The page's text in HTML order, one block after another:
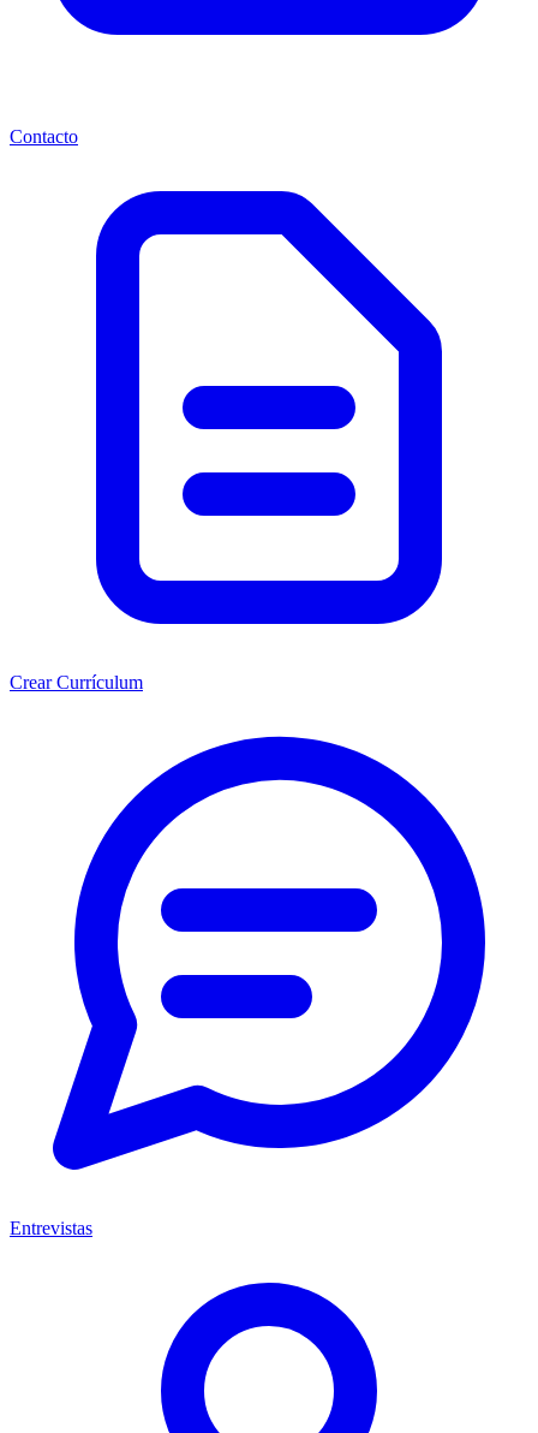
Contacto
Crear Currículum
Entrevistas